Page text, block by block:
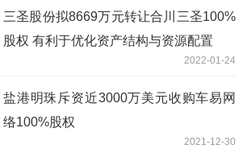
三圣股份拟8669万元转让合川三圣100%
股权 有利于优化资产结构与资源配置
2022-01-24
盐港明珠斥资近3000万美元收购车易网
络100%股权
2021-12-30